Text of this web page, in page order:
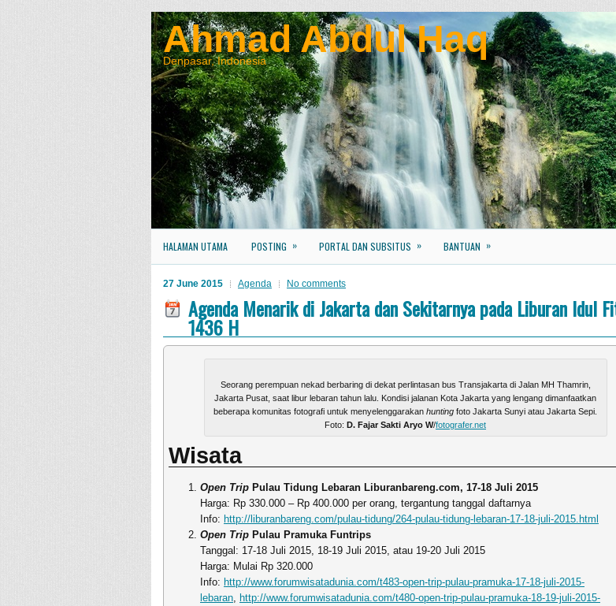
Ahmad Abdul Haq
Denpasar, Indonesia
HALAMAN UTAMA POSTING » PORTAL DAN SUBSITUS » BANTUAN »
27 June 2015 Agenda No comments
Agenda Menarik di Jakarta dan Sekitarnya pada Liburan Idul
1436 H
Seorang perempuan nekad berbaring di dekat perlintasan bus Transjakarta di Jalan MH Thamrin,
Jakarta Pusat, saat libur lebaran tahun lalu. Kondisi jalanan Kota Jakarta yang lengang dimanfaatkan
beberapa komunitas fotografi untuk menyelenggarakan hunting foto Jakarta Sunyi atau Jakarta Sepi.
Foto: D. Fajar Sakti Aryo W/fotografer.net
Wisata
Open Trip Pulau Tidung Lebaran Liburanbareng.com, 17-18 Juli 2015
Harga: Rp 330.000 – Rp 400.000 per orang, tergantung tanggal daftarnya
Info: http://liburanbareng.com/pulau-tidung/264-pulau-tidung-lebaran-17-18-juli-2015.html
Open Trip Pulau Pramuka Funtrips
Tanggal: 17-18 Juli 2015, 18-19 Juli 2015, atau 19-20 Juli 2015
Harga: Mulai Rp 320.000
Info: http://www.forumwisatadunia.com/t483-open-trip-pulau-pramuka-17-18-juli-2015-
lebaran, http://www.forumwisatadunia.com/t480-open-trip-pulau-pramuka-18-19-juli-2015-